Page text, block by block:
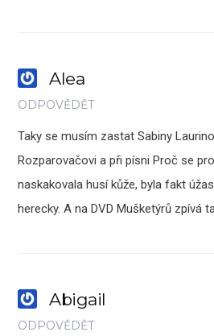
Alea
ODPOVĚDĚT
Taky se musím zastat Sabiny
Rozparovačovi a při písni Proč se
naskakovala husí kůže, byla fakt
herecky. A na DVD Mušketýrů zpívá
Abigail
ODPOVĚDĚT